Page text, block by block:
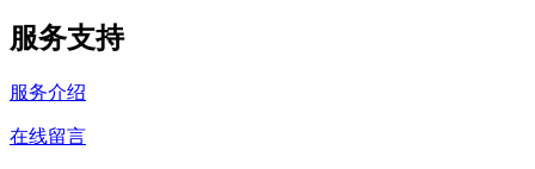
服务支持
服务介绍
在线留言